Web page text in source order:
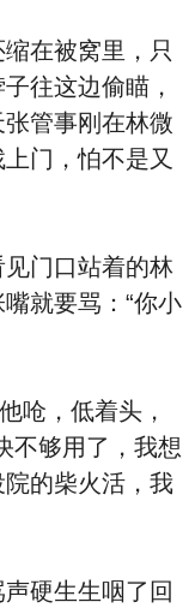
在被窝里，只
往这边偷瞄，
管事刚在林微
门，怕不是又
门口站着的林
就要骂：“你小
呛，低着头，
不够用了，我想
的柴火活，我
硬生生咽了回